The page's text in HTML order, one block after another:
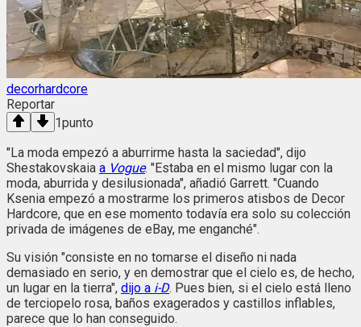
decorhardcore
Reportar
1punto
"La moda empezó a aburrirme hasta la saciedad", dijo
Shestakovskaia a Vogue. "Estaba en el mismo lugar con la
moda, aburrida y desilusionada", añadió Garrett. "Cuando
Ksenia empezó a mostrarme los primeros atisbos de Decor
Hardcore, que en ese momento todavía era solo su colección
privada de imágenes de eBay, me enganché".
Su visión "consiste en no tomarse el diseño ni nada
demasiado en serio, y en demostrar que el cielo es, de hecho,
un lugar en la tierra", dijo a i-D. Pues bien, si el cielo está lleno
de terciopelo rosa, baños exagerados y castillos inflables,
parece que lo han conseguido.